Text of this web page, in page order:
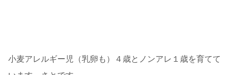
小麦アレルギー児（乳卵も）４歳とノンアレ１歳を育てて